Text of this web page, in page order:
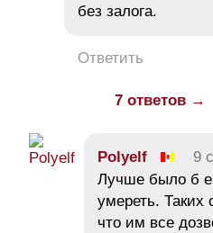
без залога.
Ответить
7 ответов →
Polyelf 9
Лучше было б
умереть.
что им все